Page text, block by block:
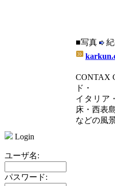
Login
ユーザ名:
パスワード:
■写真
CONTAX
ド・
イタリア
床・西表
などの風